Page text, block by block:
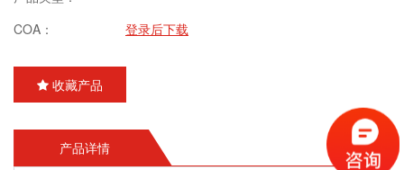
COA：
登录后下载
收藏产品
产品详情